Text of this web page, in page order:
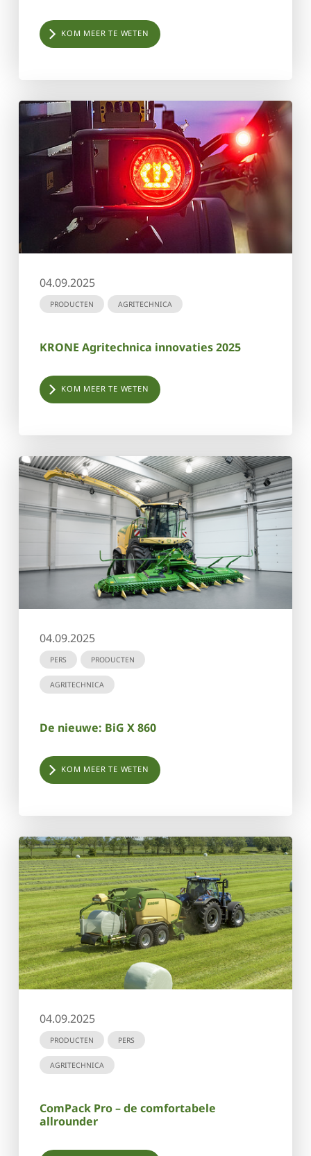
KOM MEER TE WETEN
04.09.2025
PRODUCTEN AGRITECHNICA
KRONE Agritechnica innovaties 2025
KOM MEER TE WETEN
04.09.2025
PERS PRODUCTEN
AGRITECHNICA
De nieuwe: BiG X 860
KOM MEER TE WETEN
04.09.2025
PRODUCTEN PERS
AGRITECHNICA
ComPack Pro – de comfortabele
allrounder